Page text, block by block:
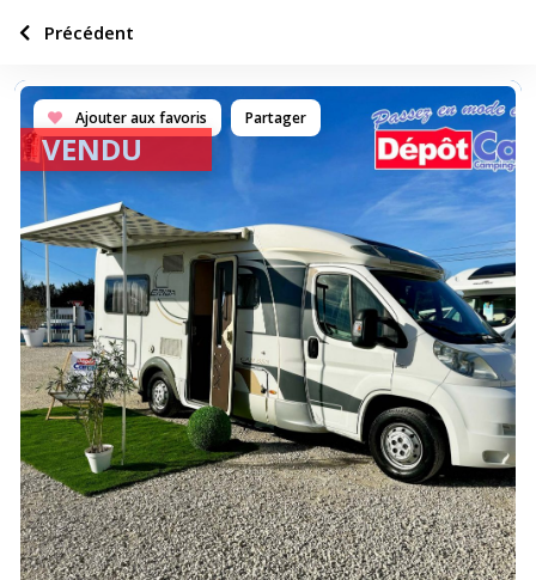
Ajouter aux favoris Partager
VENDU
Précédent